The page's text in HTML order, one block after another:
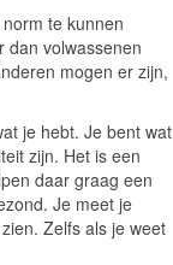
te kunnen
dan volwassenen
mogen er zijn,
je hebt. Je bent wat
zijn. Het is een
daar graag een
Je meet je
Zelfs als je weet